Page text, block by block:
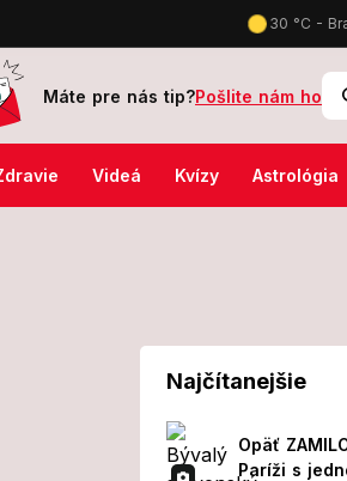
telenovely kedysi sledovalo celé
Máte pre nás tip?Pošlite nám ho
Videá Kvízy Astrológia
Najčítanejšie
Opäť
Paríži s